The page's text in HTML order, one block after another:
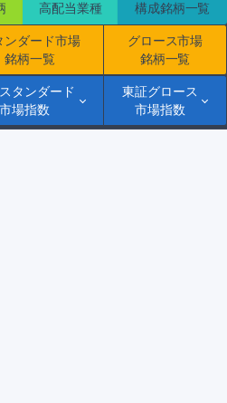
高配当業種
構成銘柄一覧
ンダード市場
銘柄一覧
グロース市場
銘柄一覧
タンダード
市場指数
東証グロース
市場指数